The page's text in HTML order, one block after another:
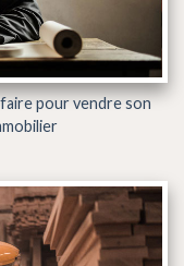
pour vendre son